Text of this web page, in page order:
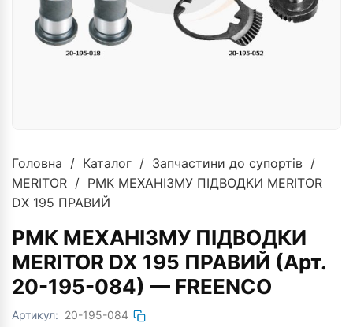
Головна / Каталог / Запчастини до супортів /
MERITOR / РМК МЕХАНІЗМУ ПІДВОДКИ MERITOR
DX 195 ПРАВИЙ
РМК МЕХАНІЗМУ ПІДВОДКИ
MERITOR DX 195 ПРАВИЙ (Арт.
20-195-084) — FREENCO
Артикул: 20-195-084